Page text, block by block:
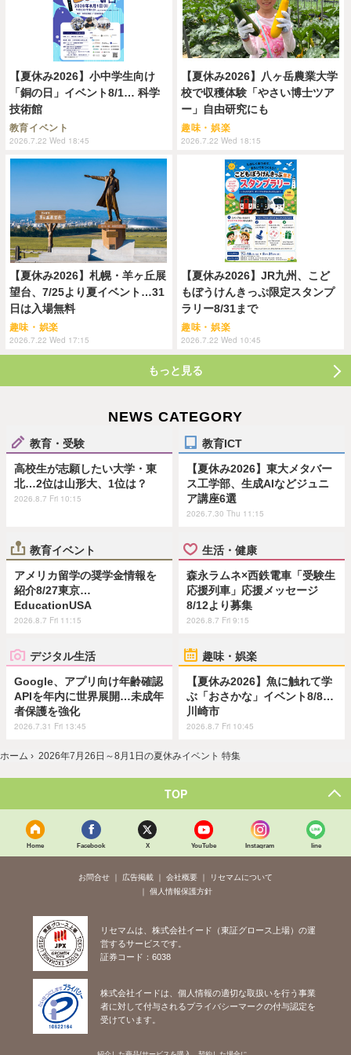
【夏休み2026】小中学生向け
「銅の日」イベント8/1… 科学
技術館
教育イベント
2026.7.22 Wed 18:45
【夏休み2026】八ヶ岳農業大学
校で収穫体験「やさい博士ツア
ー」自由研究にも
趣味・娯楽
2026.7.22 Wed 18:15
【夏休み2026】札幌・羊ヶ丘展
望台、7/25より夏イベント…31
日は入場無料
趣味・娯楽
2026.7.22 Wed 17:15
【夏休み2026】JR九州、こど
もぼうけんきっぷ限定スタンプ
ラリー8/31まで
趣味・娯楽
2026.7.22 Wed 10:45
もっと見る
NEWS CATEGORY
教育・受験
高校生が志願したい大学・東
北…2位は山形大、1位は？
2026.8.7 Fri 10:15
教育ICT
【夏休み2026】東大メタバー
ス工学部、生成AIなどジュニ
ア講座6選
2026.7.30 Thu 11:15
教育イベント
アメリカ留学の奨学金情報を
紹介8/27東京…
EducationUSA
2026.8.7 Fri 11:15
生活・健康
森永ラムネ×西鉄電車「受験生
応援列車」応援メッセージ
8/12より募集
2026.8.7 Fri 9:15
デジタル生活
Google、アプリ向け年齢確認
APIを年内に世界展開…未成年
者保護を強化
2026.7.31 Fri 13:45
趣味・娯楽
【夏休み2026】魚に触れて学
ぶ「おさかな」イベント8/8…
川崎市
2026.8.7 Fri 10:45
ホーム › 2026年7月26日～8月1日の夏休みイベント 特集
TOP
Home Facebook X YouTube Instagram line
お問合せ 広告掲載 会社概要
リセマムについて
個人情報保護方針
リセマムは、株式会社イード（東証グロース上場）の運
営するサービスです。
証券コード：6038
株式会社イードは、個人情報の適切な取扱いを行う事業
者に対して付与されるプライバシーマークの付与認定を
受けています。